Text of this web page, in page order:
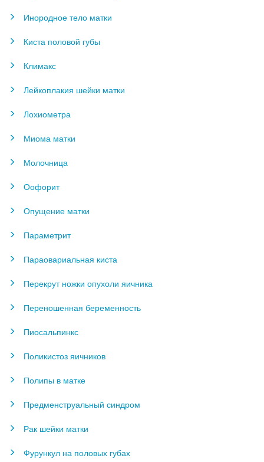
Инородное тело матки
Киста половой губы
Климакс
Лейкоплакия шейки матки
Лохиометра
Миома матки
Молочница
Оофорит
Опущение матки
Параметрит
Параовариальная киста
Перекрут ножки опухоли яичника
Переношенная беременность
Пиосальпинкс
Поликистоз яичников
Полипы в матке
Предменструальный синдром
Рак шейки матки
Фурункул на половых губах